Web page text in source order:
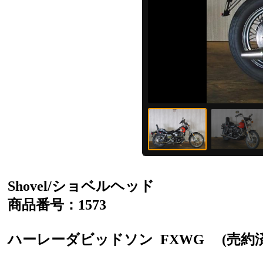
Shovel/ショベルヘッド
商品番号：1573
ハーレーダビッドソン FXWG (売約